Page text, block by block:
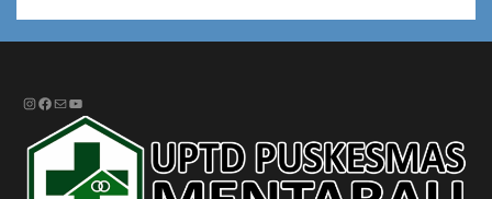
Instagram
Facebook
MailYouTube